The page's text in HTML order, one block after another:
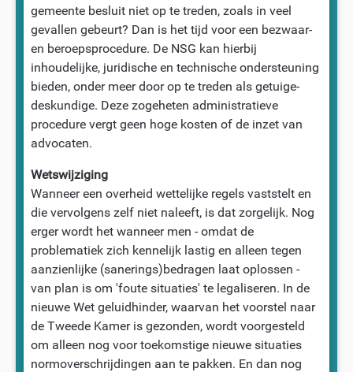
gemeente besluit niet op te treden, zoals in veel
gevallen gebeurt? Dan is het tijd voor een bezwaar-
en beroepsprocedure. De NSG kan hierbij
inhoudelijke, juridische en technische ondersteuning
bieden, onder meer door op te treden als getuige-
deskundige. Deze zogeheten administratieve
procedure vergt geen hoge kosten of de inzet van
advocaten.
Wetswijziging
Wanneer een overheid wettelijke regels vaststelt en
die vervolgens zelf niet naleeft, is dat zorgelijk. Nog
erger wordt het wanneer men - omdat de
problematiek zich kennelijk lastig en alleen tegen
aanzienlijke (sanerings)bedragen laat oplossen -
van plan is om 'foute situaties' te legaliseren. In de
nieuwe Wet geluidhinder, waarvan het voorstel naar
de Tweede Kamer is gezonden, wordt voorgesteld
om alleen nog voor toekomstige nieuwe situaties
normoverschrijdingen aan te pakken. En dan nog